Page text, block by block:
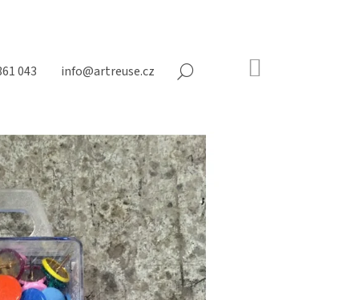
043 info@artreuse.cz HLEDAT
Následující